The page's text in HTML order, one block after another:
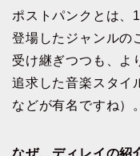
レ
ー
ヤ
ー
ポストパンクとは、
登場したジャンルの
受け継ぎつつも、よ
追求した音楽スタ
などが有名ですね）。